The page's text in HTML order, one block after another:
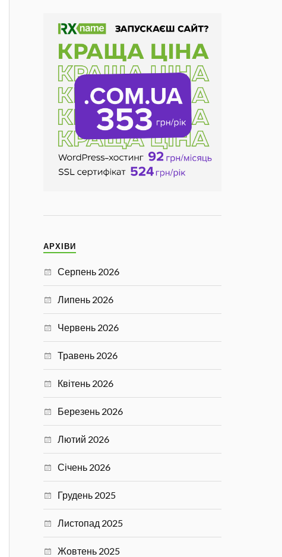
АРХІВИ
Серпень 2026
Липень 2026
Червень 2026
Травень 2026
Квітень 2026
Березень 2026
Лютий 2026
Січень 2026
Грудень 2025
Листопад 2025
Жовтень 2025